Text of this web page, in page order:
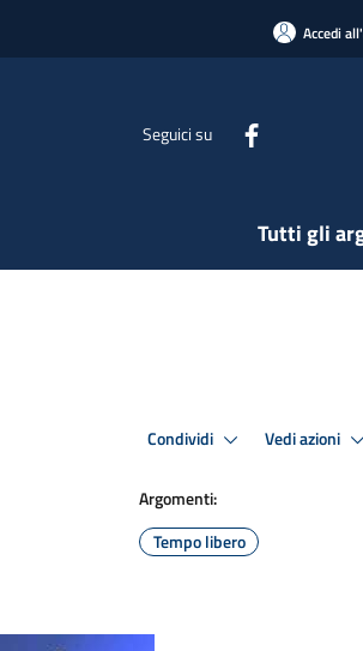
Accedi
Seguici su
Tutti gli
Condividi Vedi azioni
Argomenti:
Tempo libero